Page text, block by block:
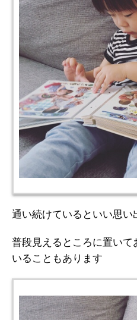
通い続けているといい思
普段見えるところに置い
いることもあります